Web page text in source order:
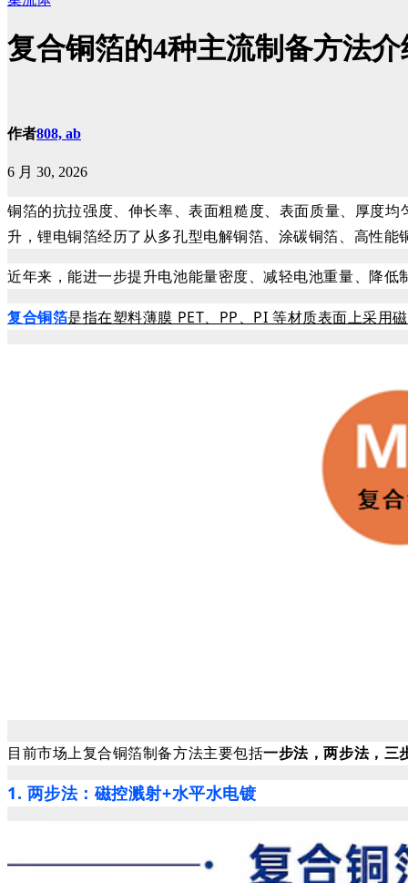
复合铜箔的4种主流制备方法介
作者808, ab
6 月 30, 2026
铜箔的抗拉强度、伸长率、表面粗糙度、表面质量、厚度
升，锂电铜箔经历了从多孔型电解铜箔、涂碳铜箔、高性能
近年来，能进一步提升电池能量密度、减轻电池重量、降低
复合铜箔是指在塑料薄膜 PET、PP、PI 等材质表面上采用
目前市场上复合铜箔制备方法主要包括一步法，两步法，三
1. 两步法：磁控溅射+水平水电镀